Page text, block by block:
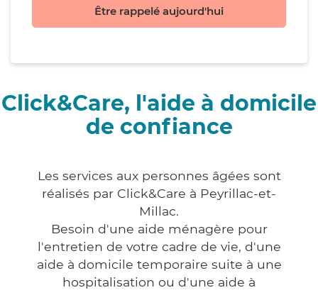
Être rappelé aujourd'hui
Click&Care, l'aide à domicile
de confiance
Les services aux personnes âgées sont
réalisés par Click&Care à Peyrillac-et-
Millac.
Besoin d'une aide ménagère pour
l'entretien de votre cadre de vie, d'une
aide à domicile temporaire suite à une
hospitalisation ou d'une aide à